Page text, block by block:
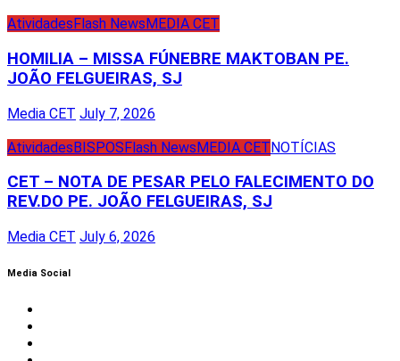
AtividadesFlash NewsMEDIA CET
HOMILIA – MISSA FÚNEBRE MAKTOBAN PE.
JOÃO FELGUEIRAS, SJ
Media CET July 7, 2026
AtividadesBISPOSFlash NewsMEDIA CETNOTÍCIAS
CET – NOTA DE PESAR PELO FALECIMENTO DO
REV.DO PE. JOÃO FELGUEIRAS, SJ
Media CET July 6, 2026
Media Social